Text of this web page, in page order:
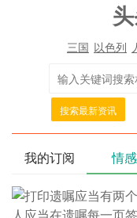
三国 以色列
搜索最新资讯
我的订阅 情感